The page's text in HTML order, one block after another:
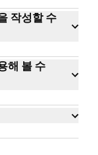
의사를 포
, 연합 건
100가지
하고 있습
작성할 수
보내세요.
양식을 작
해 볼 수
오기가 필
하거나, 준
습니다.
핵심 기능